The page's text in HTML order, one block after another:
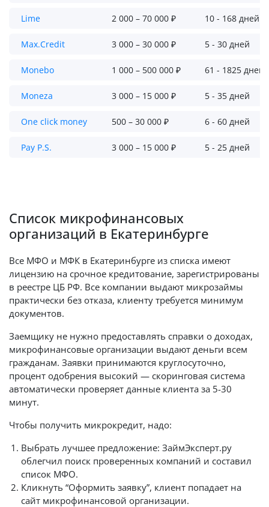
Lime 2 000 – 70 000 ₽ 10 - 168 дней
Max.Credit 3 000 – 30 000 ₽ 5 - 30 дней
Monebo 1 000 – 500 000 ₽ 61 - 1825 дней
Moneza 3 000 – 15 000 ₽ 5 - 35 дней
One click money 500 – 30 000 ₽ 6 - 60 дней
Pay P.S. 3 000 – 15 000 ₽ 5 - 25 дней
Список микрофинансовых
организаций в Екатеринбурге
Все МФО и МФК в Екатеринбурге из списка имеют
лицензию на срочное кредитование, зарегистрированы
в реестре ЦБ РФ. Все компании выдают микрозаймы
практически без отказа, клиенту требуется минимум
документов.
Заемщику не нужно предоставлять справки о доходах,
микрофинансовые организации выдают деньги всем
гражданам. Заявки принимаются круглосуточно,
процент одобрения высокий — скоринговая система
автоматически проверяет данные клиента за 5-30
минут.
Чтобы получить микрокредит, надо:
Выбрать лучшее предложение: ЗаймЭксперт.ру
облегчил поиск проверенных компаний и составил
список МФО.
Кликнуть “Оформить заявку”, клиент попадает на
сайт микрофинансовой организации.